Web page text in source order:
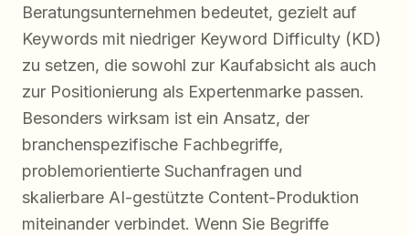
Beratungsunternehmen bedeutet, gezielt auf
Keywords mit niedriger Keyword Difficulty (KD)
zu setzen, die sowohl zur Kaufabsicht als auch
zur Positionierung als Expertenmarke passen.
Besonders wirksam ist ein Ansatz, der
branchenspezifische Fachbegriffe,
problemorientierte Suchanfragen und
skalierbare AI-gestützte Content-Produktion
miteinander verbindet. Wenn Sie Begriffe